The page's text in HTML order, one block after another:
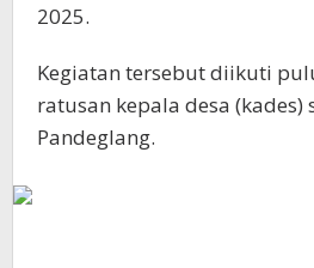
2025.
Kegiatan tersebut diikuti
ratusan kepala desa (kades)
Pandeglang.